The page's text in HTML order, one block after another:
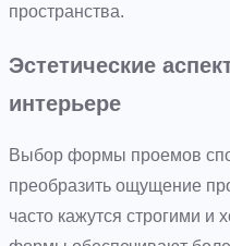
пространства.
Эстетические
интерьере
Выбор формы проемов
преобразить ощущение
часто кажутся строгими и